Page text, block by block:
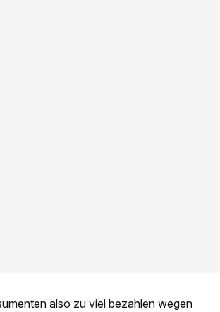
also zu viel bezahlen wegen